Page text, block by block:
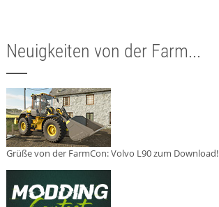
Neuigkeiten von der Farm...
Grüße von der FarmCon: Volvo L90 zum Download!